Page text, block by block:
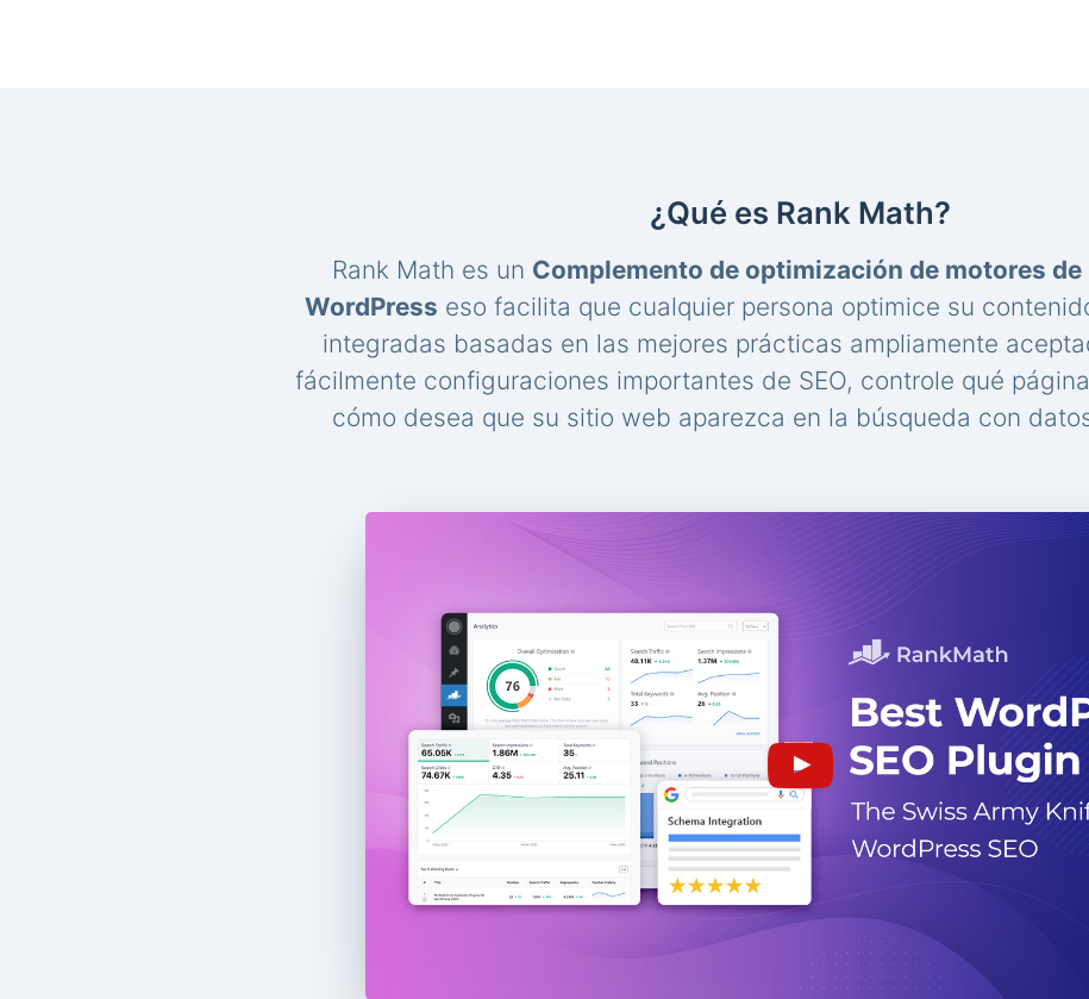
¿Qué es Rank Math?
Rank Math es un Complemento de optimización de motores de
WordPress eso facilita que cualquier persona optimice su
integradas basadas en las mejores prácticas ampliamente
fácilmente configuraciones importantes de SEO, controle qué
cómo desea que su sitio web aparezca en la búsqueda con